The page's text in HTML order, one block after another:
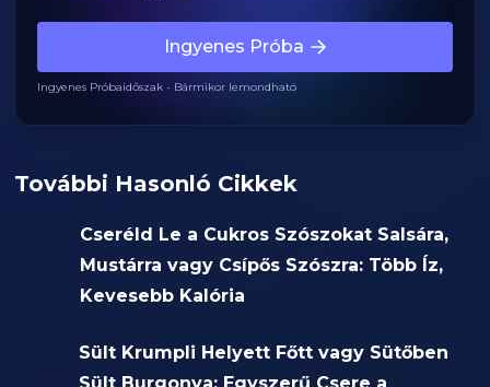
Ingyenes Próba
Ingyenes Próbaidőszak - Bármikor lemondható
További Hasonló Cikkek
Cseréld Le a Cukros Szószokat Salsára,
Mustárra vagy Csípős Szószra: Több Íz,
Kevesebb Kalória
Sült Krumpli Helyett Főtt vagy Sütőben